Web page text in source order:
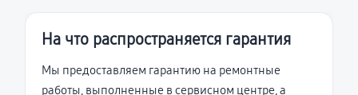
На что распространяется гарантия
Мы предоставляем гарантию на ремонтные
работы, выполненные в сервисном центре, а